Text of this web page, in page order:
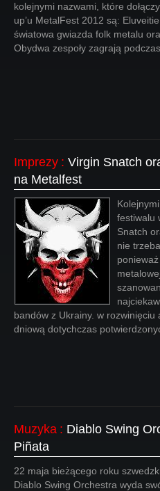
kolejnymi nazwami, które
up’u MetalFest 2012 są:
światowa gwiazda folk metalu
Obydwa zespoły zagrają
Imprezy : Virgin Snatch
na Metalfest
festiwalu
Snatch
nie
bandów z Ukrainy. w rozwinięciu
dniową dotychczas
Muzyka : Diablo Swing
Piñata
22 maja bieżącego roku
Diablo Swing Orchestra wyda